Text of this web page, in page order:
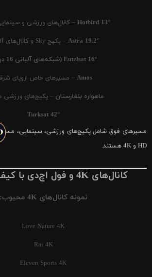
Hotbird 13° – کانال‌های ورزشی و
Astra 19.2° – پکیج Sky و کانال‌های آلمانی
Eutelsat 16° (شبکه‌های آلبانی 16 درجه)
Amos – مسیرهای خاص اروپای
ماهواره بلغارستان – پکیج‌های ورزشی
Turksat 42°
مسیرهای فوق شامل پکیج‌های ورزشی، سینمایی،
HD و 4K هستند.
کانال‌های 4K و فول اچ‌دی با کیفیت واقعی
نمونه کانال‌های 4K محبوب:
Love Nature 4K
Rai 4K
Eleven Sports 4K